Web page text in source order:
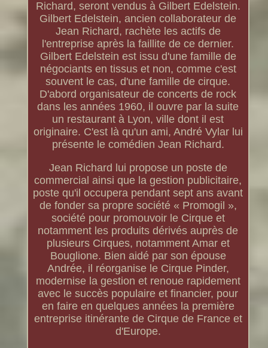
Richard, seront vendus à Gilbert Edelstein.
Gilbert Edelstein, ancien collaborateur de
Jean Richard, rachète les actifs de
l'entreprise après la faillite de ce dernier.
Gilbert Edelstein est issu d'une famille de
négociants en tissus et non, comme c'est
souvent le cas, d'une famille de cirque.
D'abord organisateur de concerts de rock
dans les années 1960, il ouvre par la suite
un restaurant à Lyon, ville dont il est
originaire. C'est là qu'un ami, André Vylar lui
présente le comédien Jean Richard.
Jean Richard lui propose un poste de
commercial ainsi que la gestion publicitaire,
poste qu'il occupera pendant sept ans avant
de fonder sa propre société « Promogil »,
société pour promouvoir le Cirque et
notamment les produits dérivés auprès de
plusieurs Cirques, notamment Amar et
Bouglione. Bien aidé par son épouse
Andrée, il réorganise le Cirque Pinder,
modernise la gestion et renoue rapidement
avec le succès populaire et financier, pour
en faire en quelques années la première
entreprise itinérante de Cirque de France et
d'Europe.